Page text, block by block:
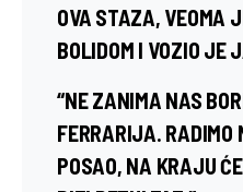
OVA STAZA, VEOMA
BOLIDOM I VOZIO JE
“NE ZANIMA NAS
FERRARIJA. RADIMO
POSAO, NA KRAJU